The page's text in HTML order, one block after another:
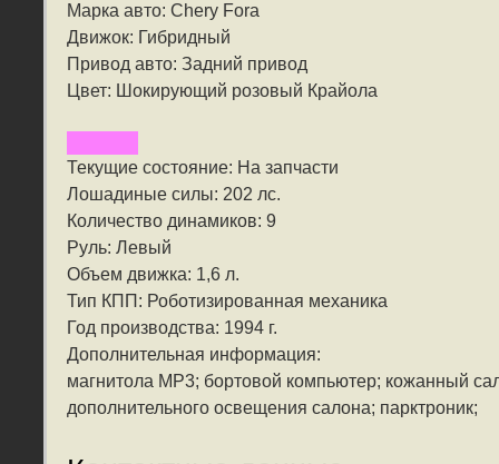
Марка авто: Chery Fora
Движок: Гибридный
Привод авто: Задний привод
Цвет: Шокирующий розовый Крайола
Текущие состояние: На запчасти
Лошадиные силы: 202 лс.
Количество динамиков: 9
Руль: Левый
Объем движка: 1,6 л.
Тип КПП: Роботизированная механика
Год производства: 1994 г.
Дополнительная информация:
магнитола MP3; бортовой компьютер; кожанный
дополнительного освещения салона; парктроник;